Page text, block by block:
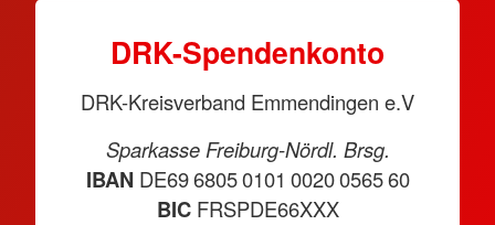
DRK-Spendenkonto
DRK-Kreisverband Emmendingen e.V
Sparkasse Freiburg-Nördl. Brsg.
IBANDE69 6805 0101 0020 0565 60
BICFRSPDE66XXX